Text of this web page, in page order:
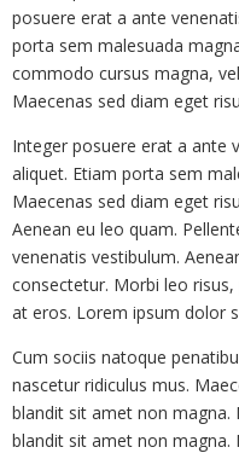
posuere erat a ante
porta sem malesuada
commodo cursus magna,
Maecenas sed diam eget
Integer posuere erat a ante
aliquet. Etiam porta sem
Maecenas sed diam eget
Aenean eu leo quam.
venenatis vestibulum.
consectetur. Morbi leo
at eros. Lorem ipsum dolor
Cum sociis natoque
nascetur ridiculus mus.
blandit sit amet non magna.
blandit sit amet non magna.